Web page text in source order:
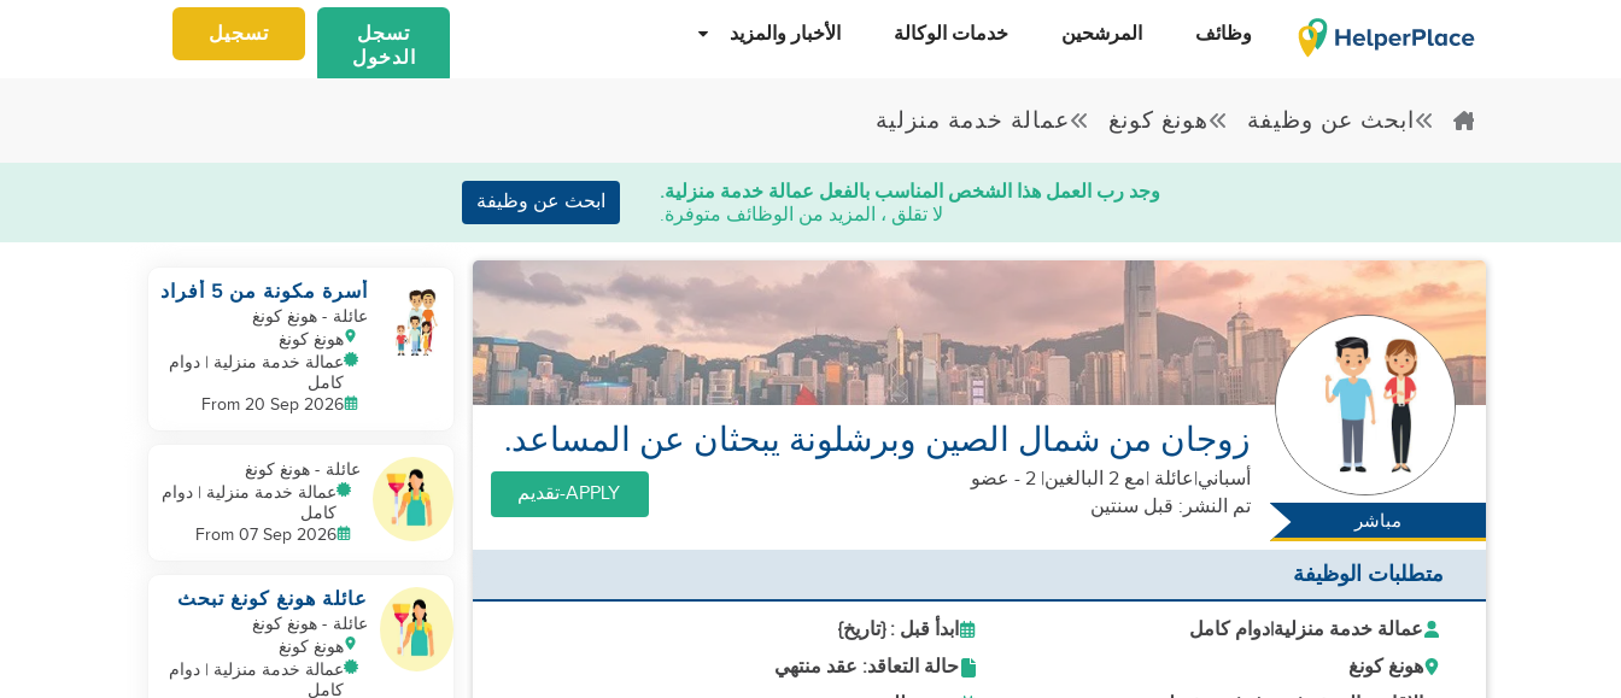
وظائف المرشحين خدمات الوكالة الأخبار والمزيد تسجيل
تسجل
الدخول
ابحث عن وظيفة هونغ كونغ عمالة خدمة منزلية
وجد رب العمل هذا الشخص المناسب بالفعل عمالة خدمة منزلية.
لا تقلق ، المزيد من الوظائف متوفرة.
ابحث عن وظيفة
مباشر
زوجان من شمال الصين وبرشلونة يبحثان عن المساعد.
أسباني|عائلة |مع 2 البالغين
| 2 - عضو
تم النشر: قبل سنتين
APPLY-تقديم
متطلبات الوظيفة
عمالة خدمة منزلية|دوام كامل
ابدأ قبل : {تاريخ}
هونغ كونغ
حالة التعاقد: عقد منتهي
أسرة مكونة من 5 أفراد
في هونغ كونغ بحاجة
ماسة إلى مساعد ثالث
في سبتمبر
عائلة - هونغ كونغ
هونغ كونغ
عمالة خدمة منزلية | دوام
كامل
From 20 Sep 2026
عائلة - هونغ كونغ
عمالة خدمة منزلية | دوام
كامل
From 07 Sep 2026
عائلة هونغ كونغ تبحث
عن مساعد منزلي
عائلة - هونغ كونغ
هونغ كونغ
عمالة خدمة منزلية | دوام
كامل